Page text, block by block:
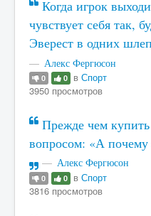
Когда игрок
чувствует себя так,
Эверест в одних
Алекс Фергюсон
0 0 в Спорт
3950 просмотров
Прежде чем купить
вопросом: «А почему
Алекс Фергюсон
0 0 в Спорт
3816 просмотров